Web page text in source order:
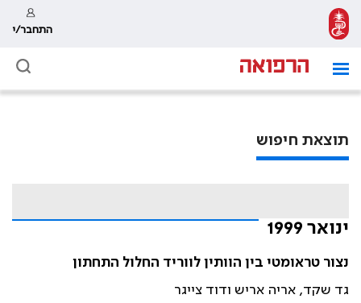
התחבר/י
תוצאת חיפוש
ינואר 1999
נצור טראומטי בין הוותין לווריד החלול התחתון
גד שקד, אריה אריש ודוד צייגר